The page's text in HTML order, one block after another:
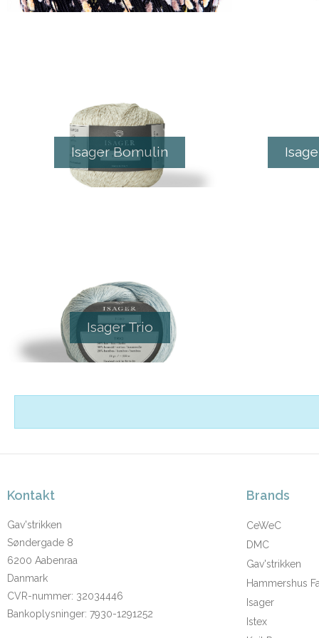
Isager Bomulin
Isager Trio
Kontakt
Gav'strikken
Søndergade 8
6200 Aabenraa
Danmark
CVR-nummer: 32034446
Bankoplysninger: 7930-1291252
Brands
CeWeC
DMC
Gav'strikken
Hammershus
Isager
Istex